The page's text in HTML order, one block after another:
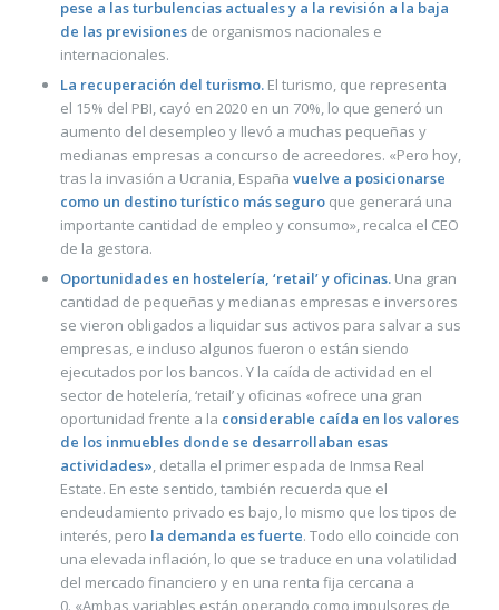
pese a las turbulencias actuales y a la revisión a la baja
de las previsiones de organismos nacionales e
internacionales.
La recuperación del turismo.El turismo, que representa
el 15% del PBI, cayó en 2020 en un 70%, lo que generó un
aumento del desempleo y llevó a muchas pequeñas y
medianas empresas a concurso de acreedores. «Pero hoy,
tras la invasión a Ucrania, España vuelve a posicionarse
como un destino turístico más seguroque generará una
importante cantidad de empleo y consumo», recalca el CEO
de la gestora.
Oportunidades en hostelería, ‘retail’ y oficinas. Una gran
cantidad de pequeñas y medianas empresas e inversores
se vieron obligados a liquidar sus activos para salvar a sus
empresas, e incluso algunos fueron o están siendo
ejecutados por los bancos. Y la caída de actividad en el
sector de hotelería, ‘retail’ y oficinas «ofrece una gran
oportunidad frente a la considerable caída en los valores
de los inmuebles donde se desarrollaban esas
actividades», detalla el primer espada de Inmsa Real
Estate. En este sentido, también recuerda que el
endeudamiento privado es bajo, lo mismo que los tipos de
interés, pero la demanda es fuerte. Todo ello coincide con
una elevada inflación, lo que se traduce en una volatilidad
del mercado financiero y en una renta fija cercana a
0. «Ambas variables están operando como impulsores de